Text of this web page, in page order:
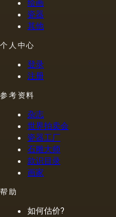
绘画
瓷器
其他
个人中心
登录
注册
参考资料
杂志
世界拍卖会
瓷器工厂
石雕大师
款识目录
画家
帮助
如何估价?